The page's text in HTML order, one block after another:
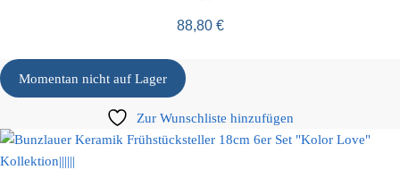
88,80 €
Momentan nicht auf Lager
Zur Wunschliste hinzufügen